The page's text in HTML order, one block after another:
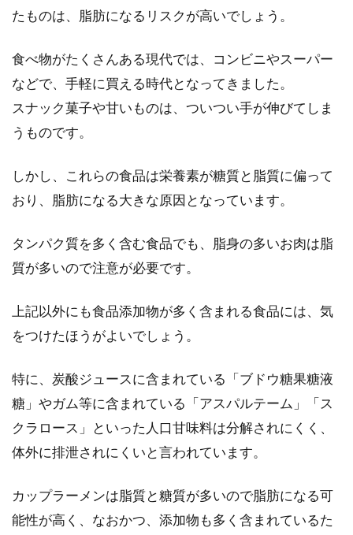
たものは、脂肪になるリスクが高いでしょう。
食べ物がたくさんある現代では、コンビニやスーパー
などで、手軽に買える時代となってきました。
スナック菓子や甘いものは、ついつい手が伸びてしま
うものです。
しかし、これらの食品は栄養素が糖質と脂質に偏って
おり、脂肪になる大きな原因となっています。
タンパク質を多く含む食品でも、脂身の多いお肉は脂
質が多いので注意が必要です。
上記以外にも食品添加物が多く含まれる食品には、気
をつけたほうがよいでしょう。
特に、炭酸ジュースに含まれている「ブドウ糖果糖液
糖」やガム等に含まれている「アスパルテーム」「ス
クラロース」といった人口甘味料は分解されにくく、
体外に排泄されにくいと言われています。
カップラーメンは脂質と糖質が多いので脂肪になる可
能性が高く、なおかつ、添加物も多く含まれているた